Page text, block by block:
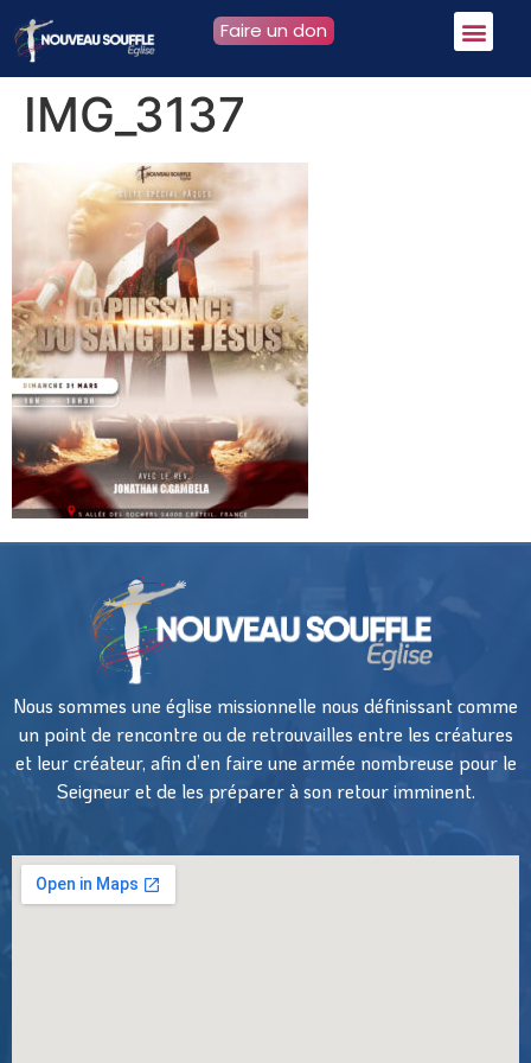
Faire un don
IMG_3137
Nous sommes une église missionnelle nous définissant comme
un point de rencontre ou de retrouvailles entre les créatures
et leur créateur, afin d’en faire une armée nombreuse pour le
Seigneur et de les préparer à son retour imminent.